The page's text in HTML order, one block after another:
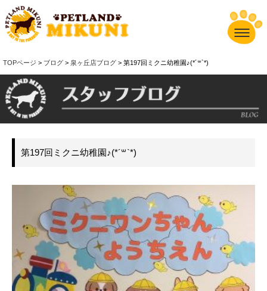
TOPページ > ブログ > 泉ヶ丘店ブログ > 第197回ミクニ幼稚園♪(*´꒳`*)
第197回ミクニ幼稚園♪(*´꒳`*)